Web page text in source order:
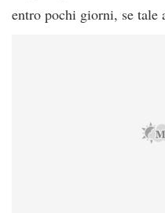
entro pochi giorni, se tale